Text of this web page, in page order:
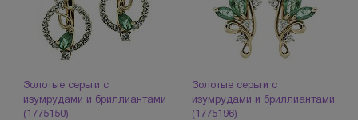
Золотые серьги с
изумрудами и бриллиантами
(1775150)
Золотые серьги с
изумрудами и бриллиантами
(1775196)